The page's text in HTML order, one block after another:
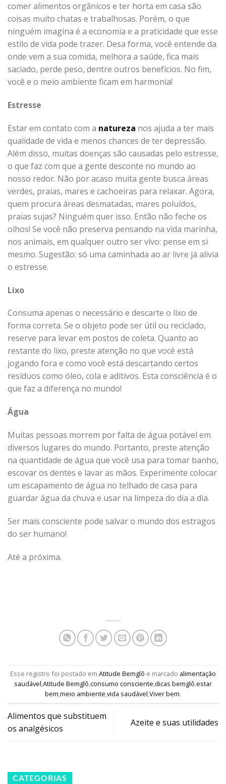
comer alimentos orgânicos e ter horta em casa são
coisas muito chatas e trabalhosas. Porém, o que
ninguém imagina é a economia e a praticidade que esse
estilo de vida pode trazer. Desa forma, você entende da
onde vem a sua comida, melhora a saúde, fica mais
saciado, perde peso, dentre outros benefícios. No fim,
você e o meio ambiente ficam em harmonia!
Estresse
Estar em contato com a natureza nos ajuda a ter mais
qualidade de vida e menos chances de ter depressão.
Além disso, muitas doenças são causadas pelo estresse,
o que faz com que a gente desconte no mundo ao
nosso redor. Não por acaso muita gente busca áreas
verdes, praias, mares e cachoeiras para relaxar. Agora,
quem procura áreas desmatadas, mares poluídos,
praias sujas? Ninguém quer isso. Então não feche os
olhos! Se você não preserva pensando na vida marinha,
nos animais, em qualquer outro ser vivo: pense em si
mesmo. Sugestão: só uma caminhada ao ar livre já alivia
o estresse.
Lixo
Consuma apenas o necessário e descarte o lixo de
forma correta. Se o objeto pode ser útil ou reciclado,
reserve para levar em postos de coleta. Quanto ao
restante do lixo, preste atenção no que você está
jogando fora e como você está descartando certos
resíduos como óleo, cola e aditivos. Esta consciência é o
que faz a diferença no mundo!
Água
Muitas pessoas morrem por falta de água potável em
diversos lugares do mundo. Portanto, preste atenção
na quantidade de água que você usa para tomar banho,
escovar os dentes e lavar as mãos. Experimente colocar
um escapamento de água no telhado de casa para
guardar água da chuva e usar na limpeza do dia a dia.
Ser mais consciente pode salvar o mundo dos estragos
do ser humano!
Até a próxima.
Esse registro foi postado em Atitude Bemglô e marcado alimentação
saudável,Atitude Bemglô,consumo consciente,dicas bemglô,estar
bem,meio ambiente,vida saudável,Viver bem.
Alimentos que substituem
os analgésicos
Azeite e suas utilidades
CATEGORIAS